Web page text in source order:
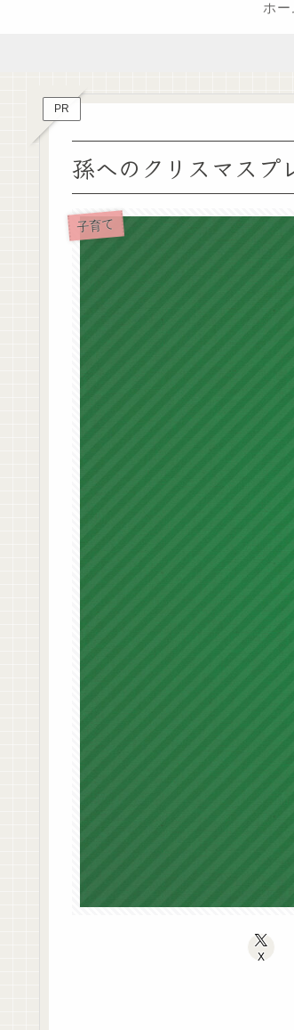
ホー
PR
孫へのクリスマスプ
子育て
X